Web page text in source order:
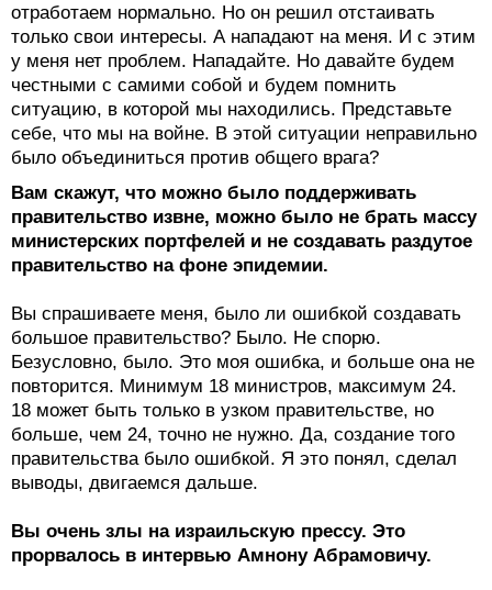
отработаем нормально. Но он решил отстаивать
только свои интересы. А нападают на меня. И с этим
у меня нет проблем. Нападайте. Но давайте будем
честными с самими собой и будем помнить
ситуацию, в которой мы находились. Представьте
себе, что мы на войне. В этой ситуации неправильно
было объединиться против общего врага?
Вам скажут, что можно было поддерживать
правительство извне, можно было не брать массу
министерских портфелей и не создавать раздутое
правительство на фоне эпидемии.
Вы спрашиваете меня, было ли ошибкой создавать
большое правительство? Было. Не спорю.
Безусловно, было. Это моя ошибка, и больше она не
повторится. Минимум 18 министров, максимум 24.
18 может быть только в узком правительстве, но
больше, чем 24, точно не нужно. Да, создание того
правительства было ошибкой. Я это понял, сделал
выводы, двигаемся дальше.
Вы очень злы на израильскую прессу. Это
прорвалось в интервью Амнону Абрамовичу.